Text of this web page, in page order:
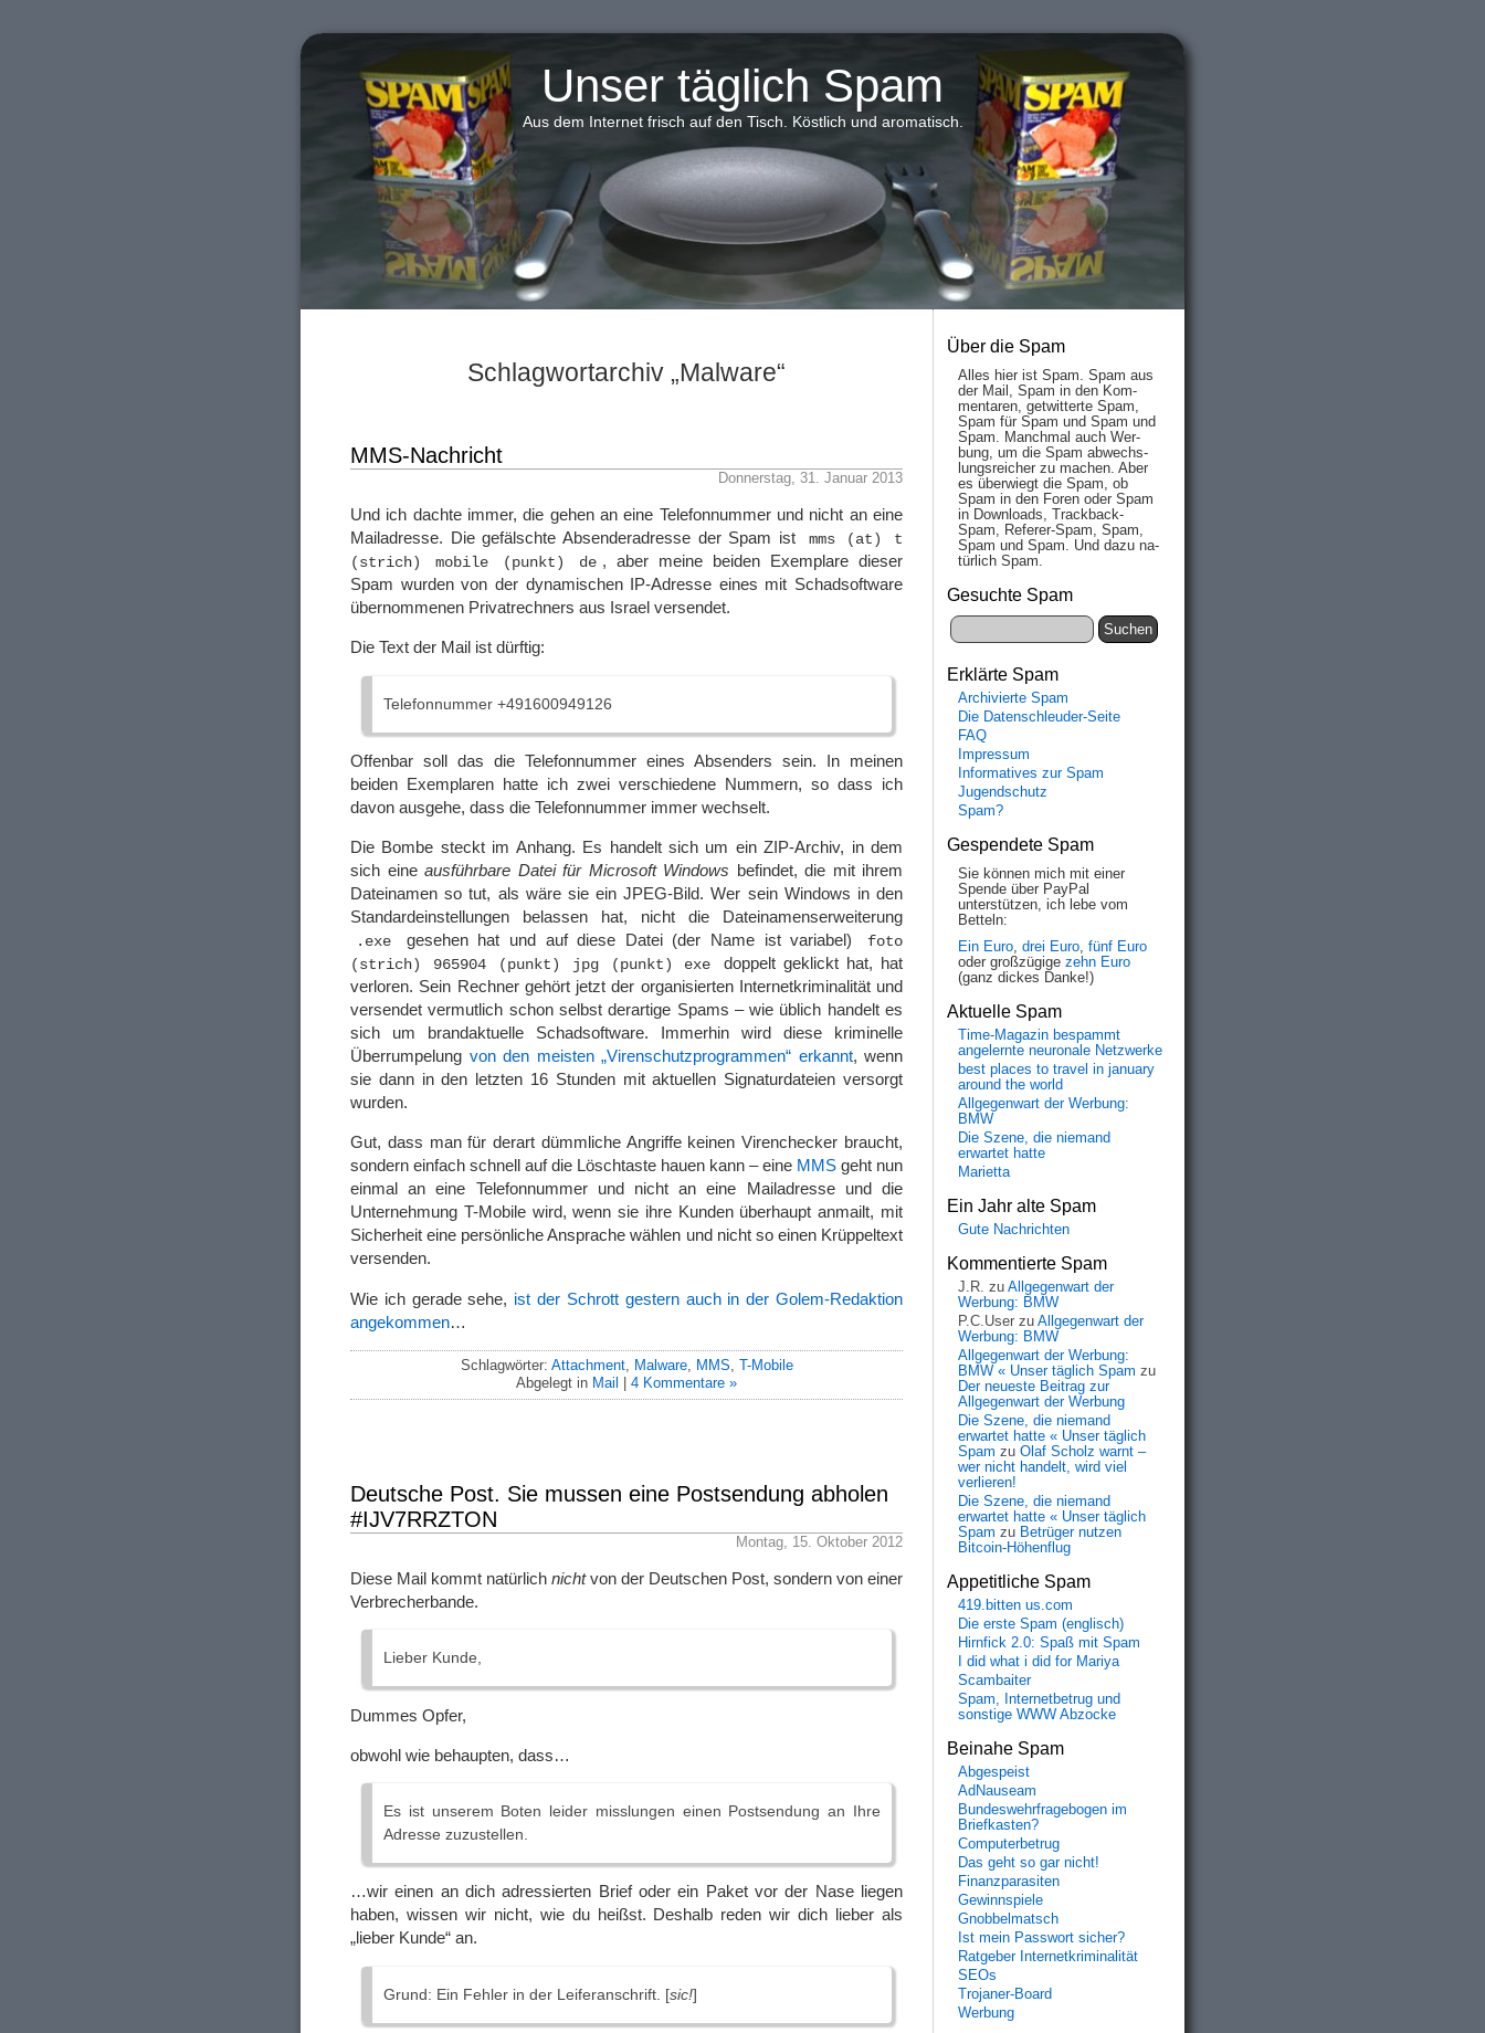
Unser täglich Spam
Aus dem Internet frisch auf den Tisch. Köstlich und aromatisch.
Schlagwortarchiv „Malware“
MMS-Nachricht
Donnerstag, 31. Januar 2013
Und ich dachte immer, die gehen an eine Telefonnummer und nicht an eine
Mailadresse. Die gefälschte Absenderadresse der Spam ist
mms (at) t
(strich) mobile (punkt) de , aber meine beiden Exemplare dieser
Spam wurden von der dynamischen IP-Adresse eines mit Schadsoftware
übernommenen Privatrechners aus Israel versendet.
Die Text der Mail ist dürftig:
Telefonnummer +491600949126
Offenbar soll das die Telefonnummer eines Absenders sein. In meinen
beiden Exemplaren hatte ich zwei verschiedene Nummern, so dass ich
davon ausgehe, dass die Telefonnummer immer wechselt.
Die Bombe steckt im Anhang. Es handelt sich um ein ZIP-Archiv, in dem
sich eine ausführbare Datei für Microsoft Windows befindet, die mit ihrem
Dateinamen so tut, als wäre sie ein JPEG-Bild. Wer sein Windows in den
Standardeinstellungen belassen hat, nicht die Dateinamenserweiterung
.exe gesehen hat und auf diese Datei (der Name ist variabel)
foto
(strich) 965904 (punkt) jpg (punkt) exe
doppelt geklickt hat, hat
verloren. Sein Rechner gehört jetzt der organisierten Internetkriminalität und
versendet vermutlich schon selbst derartige Spams – wie üblich handelt es
sich um brandaktuelle Schadsoftware. Immerhin wird diese kriminelle
Überrumpelung von den meisten „Virenschutzprogrammen“ erkannt, wenn
sie dann in den letzten 16 Stunden mit aktuellen Signaturdateien versorgt
wurden.
Gut, dass man für derart dümmliche Angriffe keinen Virenchecker braucht,
sondern einfach schnell auf die Löschtaste hauen kann – eine MMS geht nun
einmal an eine Telefonnummer und nicht an eine Mailadresse und die
Unternehmung T-Mobile wird, wenn sie ihre Kunden überhaupt anmailt, mit
Sicherheit eine persönliche Ansprache wählen und nicht so einen Krüppeltext
versenden.
Wie ich gerade sehe, ist der Schrott gestern auch in der Golem-Redaktion
angekommen…
Schlagwörter: Attachment, Malware, MMS T-Mobile
Abgelegt in Mail 4 Kommentare »
Deutsche Post. Sie mussen eine Postsendung abholen
#IJV7RRZTON
Montag, 15. Oktober 2012
Diese Mail kommt natürlich nichtvon der Deutschen Post, sondern von einer
Verbrecherbande.
Lieber Kunde,
Dummes Opfer,
obwohl wie behaupten, dass…
Es ist unserem Boten leider misslungen einen Postsendung an Ihre
Adresse zuzustellen.
…wir einen an dich adressierten Brief oder ein Paket vor der Nase liegen
haben, wissen wir nicht, wie du heißst. Deshalb reden wir dich lieber als
„lieber Kunde“ an.
Grund: Ein Fehler in der Leiferanschrift. [sic!]
Über die Spam
Alles hier ist Spam. Spam aus
der Mail, Spam in den Kom­
men­taren, ge­twit­ter­te Spam,
Spam für Spam und Spam und
Spam. Manch­mal auch Wer­
bung, um die Spam ab­wechs­
lungs­reich­er zu mach­en. Aber
es über­wiegt die Spam, ob
Spam in den Fo­ren oder Spam
in Down­loads, Track­back-
Spam, Re­fe­rer-Spam, Spam,
Spam und Spam. Und da­zu na­
tür­lich Spam.
Gesuchte Spam
Erklärte Spam
Archivierte Spam
Die Datenschleuder-Seite
FAQ
Impressum
Informatives zur Spam
Jugendschutz
Spam?
Gespendete Spam
Sie können mich mit einer
Spende über PayPal
unterstützen, ich lebe vom
Betteln:
Ein Euro, drei Euro, fünf Euro
oder großzügige zehn Euro
(ganz dickes Danke!)
Aktuelle Spam
Time-Magazin bespammt
angelernte neuronale Netzwerke
best places to travel in january
around the world
Allgegenwart der Werbung:
BMW
Die Szene, die niemand
erwartet hatte
Marietta
Ein Jahr alte Spam
Gute Nachrichten
Kommentierte Spam
J.R. zu Allgegenwart der
Werbung: BMW
P.C.User zu Allgegenwart der
Werbung: BMW
Allgegenwart der Werbung:
BMW « Unser täglich Spam zu
Der neueste Beitrag zur
Allgegenwart der Werbung
Die Szene, die niemand
erwartet hatte « Unser täglich
Spam zu Olaf Scholz warnt –
wer nicht handelt, wird viel
verlieren!
Die Szene, die niemand
erwartet hatte « Unser täglich
Spam zu Betrüger nutzen
Bitcoin-Höhenflug
Appetitliche Spam
419.bitten us.com
Die erste Spam (englisch)
Hirnfick 2.0: Spaß mit Spam
I did what i did for Mariya
Scambaiter
Spam, Internetbetrug und
sonstige WWW Abzocke
Beinahe Spam
Abgespeist
AdNauseam
Bundeswehrfragebogen im
Briefkasten?
Computerbetrug
Das geht so gar nicht!
Finanzparasiten
Gewinnspiele
Gnobbelmatsch
Ist mein Passwort sicher?
Ratgeber Internetkriminalität
SEOs
Trojaner-Board
Werbung